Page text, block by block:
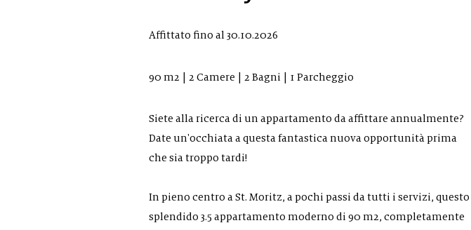
Affittato fino al 30.10.2026
90 m2 | 2 Camere | 2 Bagni | 1 Parcheggio
Siete alla ricerca di un appartamento da affittare annualmente?
Date un'occhiata a questa fantastica nuova opportunità prima
che sia troppo tardi!
In pieno centro a St. Moritz, a pochi passi da tutti i servizi, questo
splendido 3.5 appartamento moderno di 90 m2, completamente